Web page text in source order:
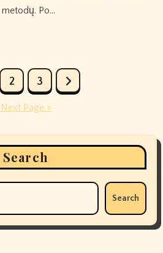
metodų. Po…
2 3
Next Page »
Search
Search